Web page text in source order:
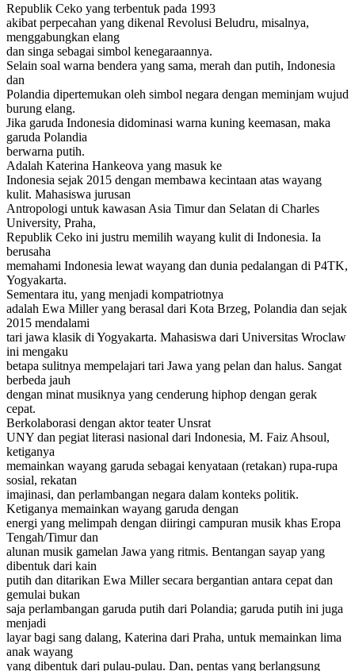
Republik Ceko yang terbentuk pada 1993
akibat perpecahan yang dikenal Revolusi Beludru, misalnya,
menggabungkan elang
dan singa sebagai simbol kenegaraannya.
Selain soal warna bendera yang sama, merah dan putih, Indonesia
dan
Polandia dipertemukan oleh simbol negara dengan meminjam wujud
burung elang.
Jika garuda Indonesia didominasi warna kuning keemasan, maka
garuda Polandia
berwarna putih.
Adalah Katerina Hankeova yang masuk ke
Indonesia sejak 2015 dengan membawa kecintaan atas wayang
kulit. Mahasiswa jurusan
Antropologi untuk kawasan Asia Timur dan Selatan di Charles
University, Praha,
Republik Ceko ini justru memilih wayang kulit di Indonesia. Ia
berusaha
memahami Indonesia lewat wayang dan dunia pedalangan di P4TK,
Yogyakarta.
Sementara itu, yang menjadi kompatriotnya
adalah Ewa Miller yang berasal dari Kota Brzeg, Polandia dan sejak
2015 mendalami
tari jawa klasik di Yogyakarta. Mahasiswa dari Universitas Wroclaw
ini mengaku
betapa sulitnya mempelajari tari Jawa yang pelan dan halus. Sangat
berbeda jauh
dengan minat musiknya yang cenderung hiphop dengan gerak
cepat.
Berkolaborasi dengan aktor teater Unsrat
UNY dan pegiat literasi nasional dari Indonesia, M. Faiz Ahsoul,
ketiganya
memainkan wayang garuda sebagai kenyataan (retakan) rupa-rupa
sosial, rekatan
imajinasi, dan perlambangan negara dalam konteks politik.
Ketiganya memainkan wayang garuda dengan
energi yang melimpah dengan diiringi campuran musik khas Eropa
Tengah/Timur dan
alunan musik gamelan Jawa yang ritmis. Bentangan sayap yang
dibentuk dari kain
putih dan ditarikan Ewa Miller secara bergantian antara cepat dan
gemulai bukan
saja perlambangan garuda putih dari Polandia; garuda putih ini juga
menjadi
layar bagi sang dalang, Katerina dari Praha, untuk memainkan lima
anak wayang
yang dibentuk dari pulau-pulau. Dan, pentas yang berlangsung